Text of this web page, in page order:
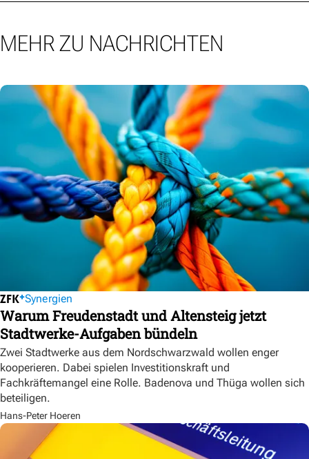
MEHR ZU NACHRICHTEN
Synergien
Warum Freudenstadt und Altensteig jetzt
Stadtwerke-Aufgaben bündeln
Zwei Stadtwerke aus dem Nordschwarzwald wollen enger
kooperieren. Dabei spielen Investitionskraft und
Fachkräftemangel eine Rolle. Badenova und Thüga wollen sich
beteiligen.
Hans-Peter Hoeren